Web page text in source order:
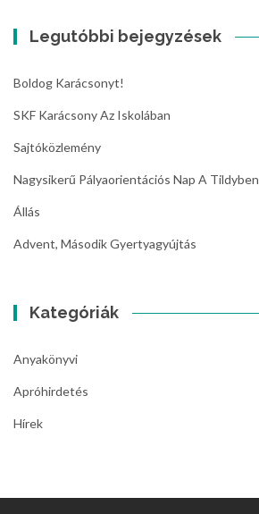
Legutóbbi bejegyzések
Boldog Karácsonyt!
SKF Karácsony Az Iskolában
Sajtóközlemény
Nagysikerű Pályaorientációs Nap A Tildyben
Állás
Advent, Második Gyertyagyújtás
Kategóriák
Anyakönyvi
Apróhirdetés
Hírek